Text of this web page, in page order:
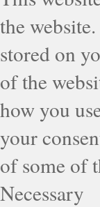
the
stored on
of the
how you
your
of some of
Necessary